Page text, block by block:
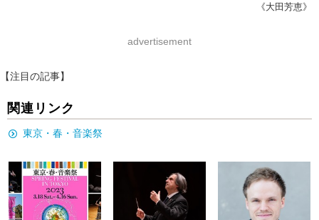
《大田芳恵》
advertisement
【注目の記事】
関連リンク
東京・春・音楽祭